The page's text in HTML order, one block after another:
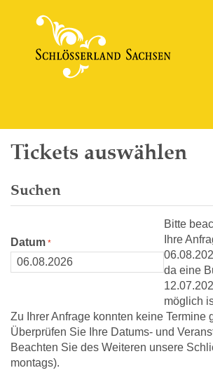
Tickets auswählen
Suchen
Datum
Bitte
Ihre
da eine
möglich
Zu Ihrer Anfrage konnten keine Termine
Überprüfen Sie Ihre Datums- und
Beachten Sie des Weiteren unsere
montags).